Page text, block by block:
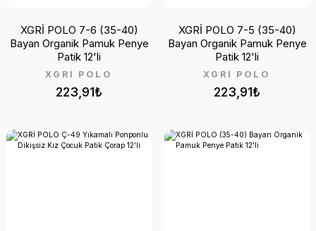
223,91₺
XGRİ POLO
XGRİ POLO 7-6 (35-40)
Bayan Organik Pamuk Penye
Patik 12'li
223,91₺
XGRİ POLO
XGRİ POLO 7-5 (35-40)
Bayan Organik Pamuk Penye
Patik 12'li